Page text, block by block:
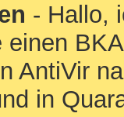
- Hallo,
AntiVir
in